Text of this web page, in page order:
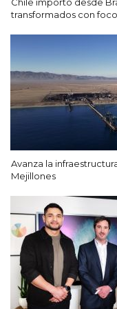
transformados con
Avanza la
Mejillones